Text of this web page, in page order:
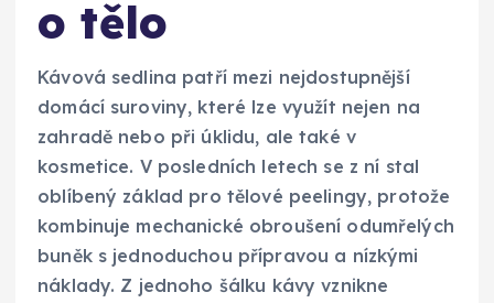
o tělo
Kávová sedlina patří mezi nejdostupnější
domácí suroviny, které lze využít nejen na
zahradě nebo při úklidu, ale také v
kosmetice. V posledních letech se z ní stal
oblíbený základ pro tělové peelingy, protože
kombinuje mechanické obroušení odumřelých
buněk s jednoduchou přípravou a nízkými
náklady. Z jednoho šálku kávy vznikne